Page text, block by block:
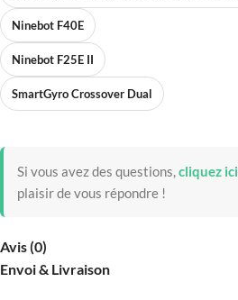
Ninebot F40E
Ninebot F25E II
SmartGyro Crossover Dual
Si vous avez des questions,cliquez ici
plaisir de vous répondre !
Avis (0)
Envoi & Livraison